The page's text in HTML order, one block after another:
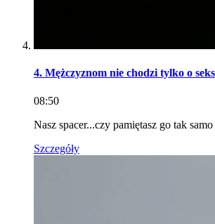
4. Mężczyznom nie chodzi tylko o
08:50
Nasz spacer...czy pamiętasz go tak
Szczegóły